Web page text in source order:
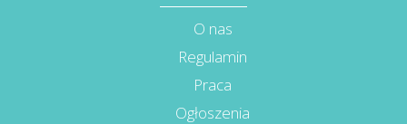
O nas
Regulamin
Praca
Ogłoszenia